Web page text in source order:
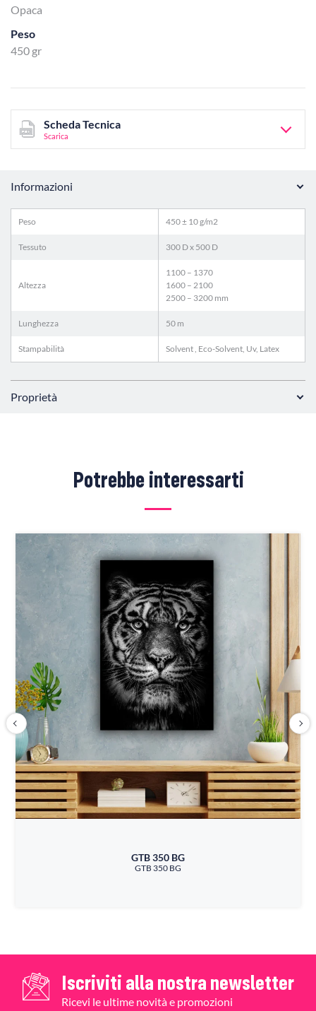
Opaca
Peso
450 gr
Scheda Tecnica
Scarica
Informazioni
Peso 450 ± 10 g/m2
Tessuto 300 D x 500 D
Altezza
1100 – 1370
1600 – 2100
2500 – 3200 mm
Lunghezza 50 m
Stampabilità Solvent , Eco-Solvent, Uv, Latex
Proprietà
Potrebbe interessarti
GTB 350 BG
GTB 350 BG
Iscriviti alla nostra newsletter
Ricevi le ultime novità e promozioni